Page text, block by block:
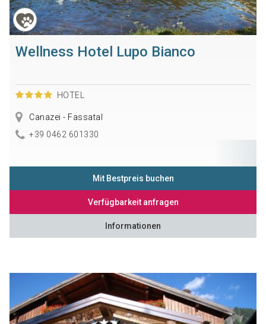
Wellness Hotel Lupo Bianco
HOTEL
Canazei - Fassatal
+39 0462 601330
Mit Bestpreis buchen
Verfügbarkeit anfragen
Informationen